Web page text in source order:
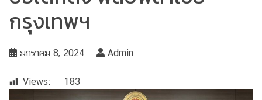
กรุงเทพฯ
มกราคม 8, 2024 Admin
Views: 183